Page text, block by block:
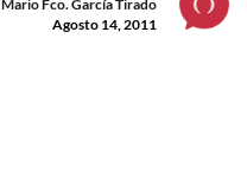
Mario Fco. García Tirado
Agosto 14, 2011